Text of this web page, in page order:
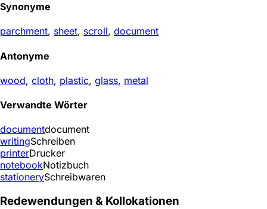
Synonyme
parchment, sheet, scroll, document
Antonyme
wood, cloth, plastic, glass, metal
Verwandte Wörter
documentdocument
writingSchreiben
printerDrucker
notebookNotizbuch
stationerySchreibwaren
Redewendungen & Kollokationen